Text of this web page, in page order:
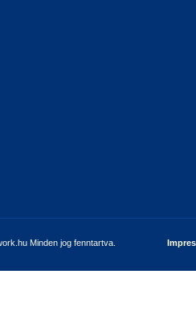
Minden jog fenntartva.